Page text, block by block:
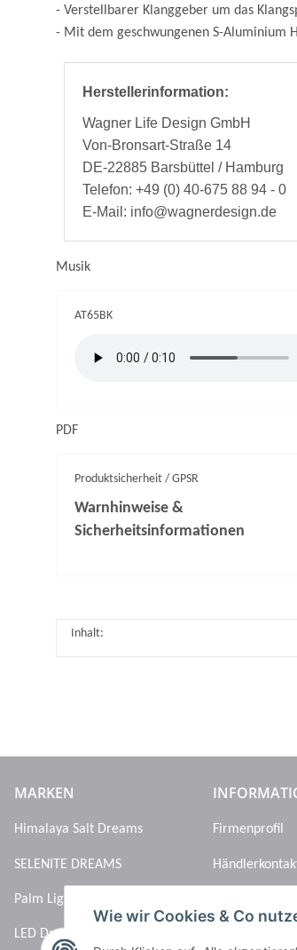
- Verstellbarer Klanggeber um das
- Mit dem geschwungenen S-Aluminium
Herstellerinformation:
Wagner Life Design GmbH
Von-Bronsart-Straße 14
DE-22885 Barsbüttel / Hamburg
Telefon: +49 (0) 40-675 88 94 - 0
E-Mail: info@wagnerdesign.de
Musik
AT65BK
PDF
Produktsicherheit / GPSR
Warnhinweise &
Sicherheitsinformationen
Inhalt:
MARKEN
Himalaya Salt Dreams
SELENITE DREAMS
Palm Light
LED Dreams
Firmenprofil
Wie wir Cookies & Co